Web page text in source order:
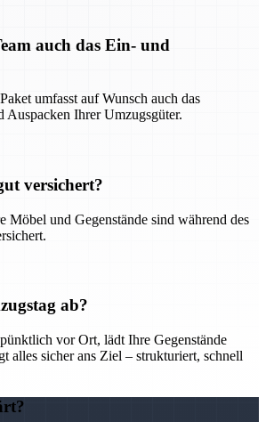
auch das Ein- und
umfasst auf Wunsch auch das
Auspacken Ihrer Umzugsgüter.
versichert?
Möbel und Gegenstände sind während des
ab?
vor Ort, lädt Ihre Gegenstände
alles sicher ans Ziel – strukturiert, schnell